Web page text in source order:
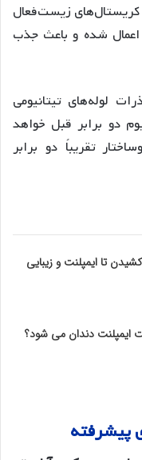
کریستال‌های زیست‌فعال
اعمال شده و باعث جذب
لوله‌های تیتانیومی
دو برابر قبل خواهد
تقریباً دو برابر
تا ایمپلنت و زیبایی
ایمپلنت دندان می شود؟
پیشرفته